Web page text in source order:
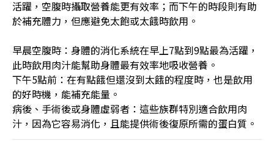
活躍，空腹時攝取營養能更有效率；而下午的時段則有助
於補充體力，但應避免太飽或太餓時飲用。
早晨空腹時：身體的消化系統在早上7點到9點最為活躍，
此時飲用肉汁能幫助身體最有效率地吸收營養。
下午5點前：在有點餓但還沒到太餓的程度時，也是飲用
的好時機，能補充能量。
病後、手術後或身體虛弱者：這些族群特別適合飲用肉
汁，因為它容易消化，且能提供術後復原所需的蛋白質。